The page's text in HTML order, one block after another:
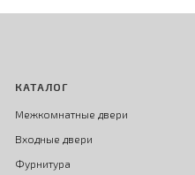
КАТАЛОГ
Межкомнатные двери
Входные двери
Фурнитура